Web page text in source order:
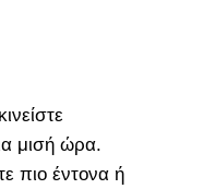
μισή ώρα.
πιο έντονα ή